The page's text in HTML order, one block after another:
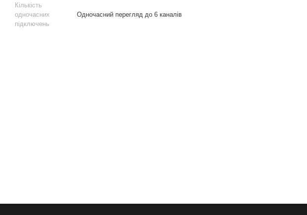
Кількість
одночасних
підключень
Одночасний перегляд до 6 каналів